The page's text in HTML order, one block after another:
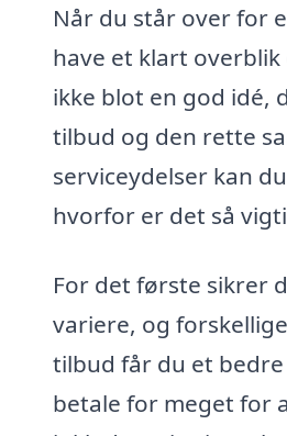
Når du står over for
have et klart
ikke blot en god idé,
tilbud og den rette
serviceydelser kan
hvorfor er det så
For det første sikrer
variere, og
tilbud får du et
betale for meget for